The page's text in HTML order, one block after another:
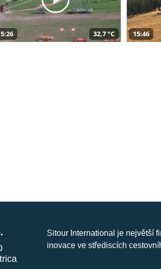
32,7 °C 15:46
Sitour International je největší
inovace ve střediscích